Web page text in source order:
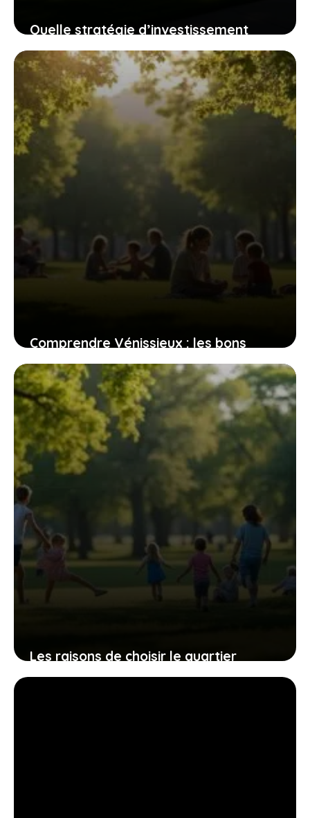
Quelle stratégie d’investissement
immobilier choisir en 2023 ? Découvrez
5 options
10 mai 2026
Comprendre Vénissieux : les bons
côtés et les moins bons de ce quartier
lyonnais
2 mai 2026
Les raisons de choisir le quartier
Lalande à Toulouse : avantages et avis